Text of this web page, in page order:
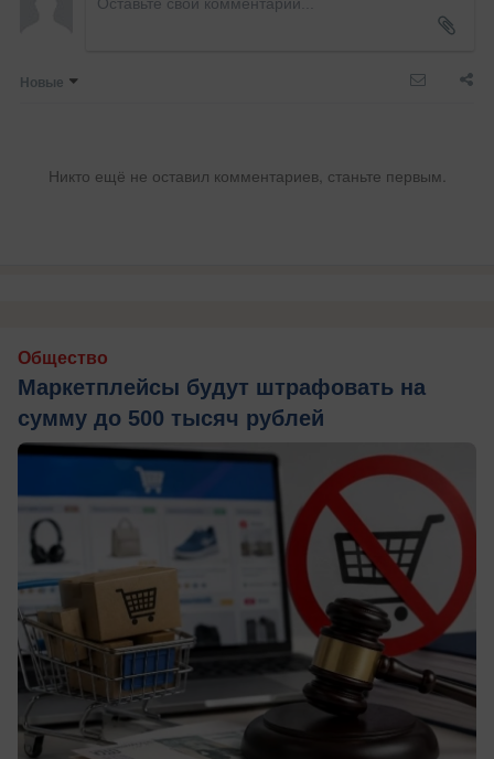
Новые
Никто ещё не оставил комментариев, станьте первым.
Общество
Маркетплейсы будут штрафовать на
сумму до 500 тысяч рублей